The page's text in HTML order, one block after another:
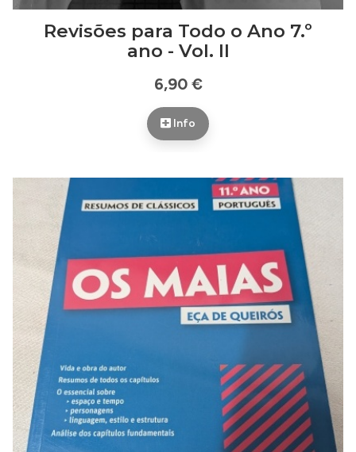
Revisões para Todo o Ano 7.º
ano - Vol. II
6,90 €
Info